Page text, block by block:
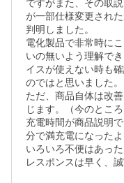
ですがまた、その取
が一部仕様変更され
判明しました。
電化製品で非常時に
いの無いよう理解で
イスが使えない時も
のではと思いました。
ただ、商品自体は改
じます。（今のところ
充電時間が商品説明
分で満充電になったよ
いろいろ不便はあっ
レスポンスは早く、